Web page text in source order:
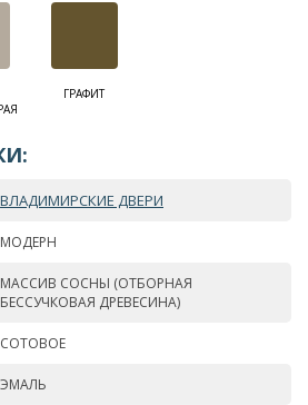
ГРАФИТ
ВЛАДИМИРСКИЕ ДВЕРИ
МОДЕРН
МАССИВ СОСНЫ (ОТБОРНАЯ
БЕССУЧКОВАЯ ДРЕВЕСИНА)
СОТОВОЕ
ЭМАЛЬ